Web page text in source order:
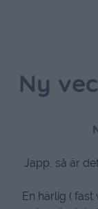
Ny
Japp, så är
En härlig (